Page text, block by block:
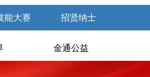
能大赛 招贤纳士
金通公益